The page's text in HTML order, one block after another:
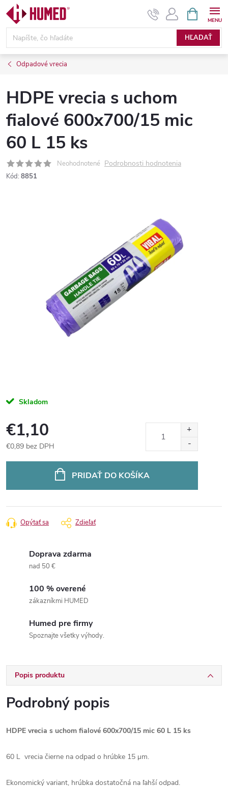
Prejsť
obsah
HĽADAŤ
KOŠÍK
Odpadové vrecia
HDPE vrecia s uchom
fialové 600x700/15 mic
60 L 15 ks
Neohodnotené Podrobnosti hodnotenia
Kód: 8851
Skladom
€1,10
€0,89 bez DPH
PRIDAŤ DO KOŠÍKA
Opýtať sa Zdieľať
Doprava zdarma
nad 50 €
100 % overené
zákazníkmi HUMED
Humed pre firmy
Spoznajte všetky výhody.
Popis produktu
Podrobný popis
HDPE vrecia s uchom fialové 600x700/15 mic 60 L 15 ks
60 L vrecia čierne na odpad o hrúbke 15 μm.
Ekonomický variant, hrúbka dostatočná na ľahší odpad.